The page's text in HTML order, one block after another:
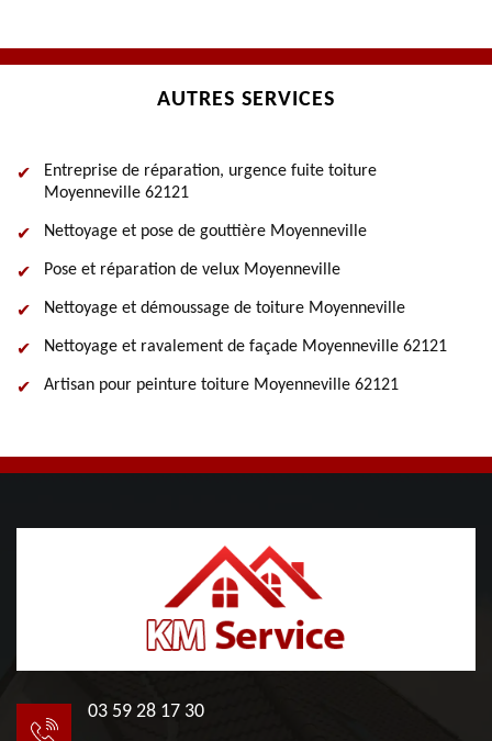
AUTRES SERVICES
Entreprise de réparation, urgence fuite toiture
Moyenneville 62121
Nettoyage et pose de gouttière Moyenneville
Pose et réparation de velux Moyenneville
Nettoyage et démoussage de toiture Moyenneville
Nettoyage et ravalement de façade Moyenneville 62121
Artisan pour peinture toiture Moyenneville 62121
03 59 28 17 30